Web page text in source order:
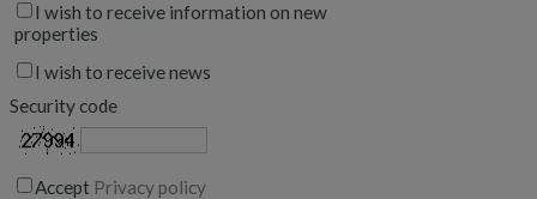
I wish to receive information on new
properties
I wish to receive news
Security code
Accept Privacy policy